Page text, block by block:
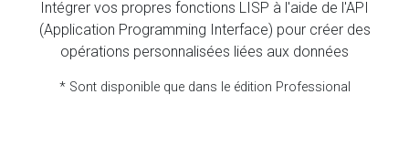
Intégrer vos propres fonctions LISP à l'aide de l'API
(Application Programming Interface) pour créer des
opérations personnalisées liées aux données
* Sont disponible que dans le édition Professional